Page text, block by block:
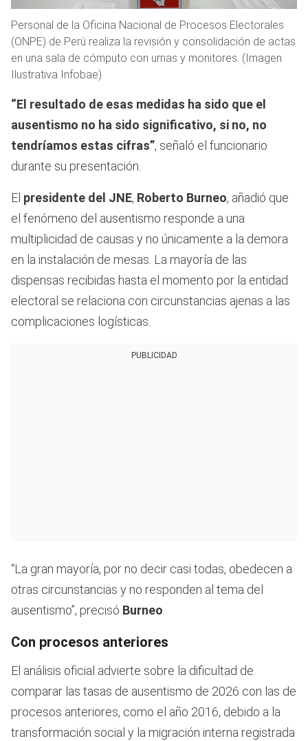
Personal de la Oficina Nacional de Procesos Electorales
(ONPE) de Perú realiza la revisión y consolidación de actas
en una sala de cómputo con urnas y monitores. (Imagen
Ilustrativa Infobae)
“El resultado de esas medidas ha sido que el
ausentismo no ha sido significativo, si no, no
tendríamos estas cifras”, señaló el funcionario
durante su presentación.
El presidente del JNE, Roberto Burneo, añadió que
el fenómeno del ausentismo responde a una
multiplicidad de causas y no únicamente a la demora
en la instalación de mesas. La mayoría de las
dispensas recibidas hasta el momento por la entidad
electoral se relaciona con circunstancias ajenas a las
complicaciones logísticas.
PUBLICIDAD
“La gran mayoría, por no decir casi todas, obedecen a
otras circunstancias y no responden al tema del
ausentismo”, precisó Burneo
Con procesos anteriores
El análisis oficial advierte sobre la dificultad de
comparar las tasas de ausentismo de 2026 con las de
procesos anteriores, como el año 2016, debido a la
transformación social y la migración interna registrada